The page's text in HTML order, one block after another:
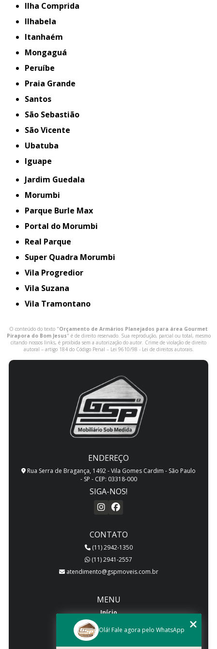
Ilha Comprida
Ilhabela
Itanhaém
Mongaguá
Peruíbe
Praia Grande
Santos
São Sebastião
São Vicente
Ubatuba
iguape
Jardim Guedala
Morumbi
Parque Burle Max
Portal do Morumbi
Real Parque
Super Quadra Morumbi
Vila Progredior
Vila Suzana
Vila Tramontano
O conteúdo do texto "Orçamento de Armários Planejados para área Gourmet
Pirapora do Bom Jesus" é de direito reservado. Sua reprodução, parcial ou total, mesmo
citando nossos links, é proibida sem a autorização do autor. Crime de violação de direito
autoral – artigo 184 do Código Penal – Lei 9610/98 - Lei de direitos autorais.
ENDEREÇO
Rua Serra de Bragança, 1492 - Vila Gomes Cardim - São Paulo
- SP - CEP: 03318-000
SIGA-NOS!
CONTATO
(11) 2942-1350
(11) 2941-2557
atendimento@gspmoveis.com.br
MENU
Início
Quem somos
Olá! Fale agora pelo WhatsApp